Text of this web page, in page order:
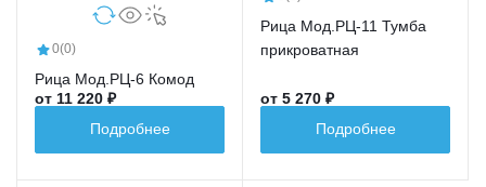
0(0)
Рица Мод.РЦ-6 Комод
от 11 220 ₽
Подробнее
Рица Мод.РЦ-11 Тумба
прикроватная
от 5 270 ₽
Подробнее